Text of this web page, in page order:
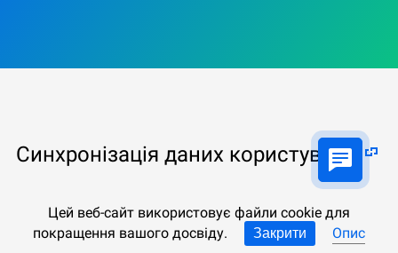
Синхронізація даних користувача
Не нервуйте, не робіть необдуманих дій і
дотримуйтесь нашої інструкції:
Цей веб-сайт використовує файли cookie для
покращення вашого досвіду.
Закрити Опис